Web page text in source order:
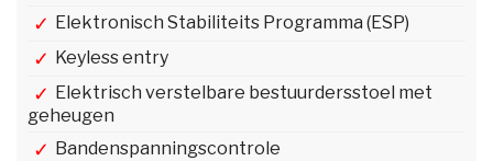
Elektronisch Stabiliteits Programma (ESP)
Keyless entry
Elektrisch verstelbare bestuurdersstoel met
geheugen
Bandenspanningscontrole